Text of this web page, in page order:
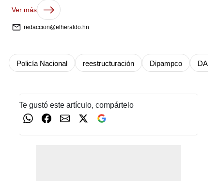
Ver más
redaccion@elheraldo.hn
Policía Nacional reestructuración Dipampco DAET
Te gustó este artículo, compártelo